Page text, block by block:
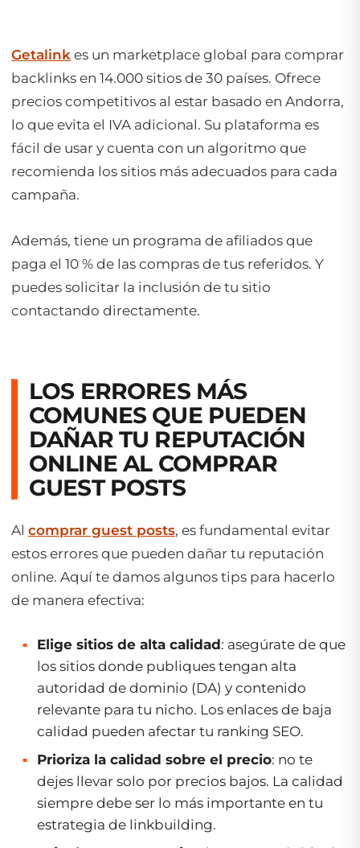
Getalink es un marketplace global para comprar
backlinks en 14.000 sitios de 30 países. Ofrece
precios competitivos al estar basado en Andorra,
lo que evita el IVA adicional. Su plataforma es
fácil de usar y cuenta con un algoritmo que
recomienda los sitios más adecuados para cada
campaña.
Además, tiene un programa de afiliados que
paga el 10 % de las compras de tus referidos. Y
puedes solicitar la inclusión de tu sitio
contactando directamente.
LOS ERRORES MÁS
COMUNES QUE PUEDEN
DAÑAR TU REPUTACIÓN
ONLINE AL COMPRAR
GUEST POSTS
Al comprar guest posts, es fundamental evitar
estos errores que pueden dañar tu reputación
online. Aquí te damos algunos tips para hacerlo
de manera efectiva:
Elige sitios de alta calidad: asegúrate de que
los sitios donde publiques tengan alta
autoridad de dominio (DA) y contenido
relevante para tu nicho. Los enlaces de baja
calidad pueden afectar tu ranking SEO.
Prioriza la calidad sobre el precio: no te
dejes llevar solo por precios bajos. La calidad
siempre debe ser lo más importante en tu
estrategia de linkbuilding.